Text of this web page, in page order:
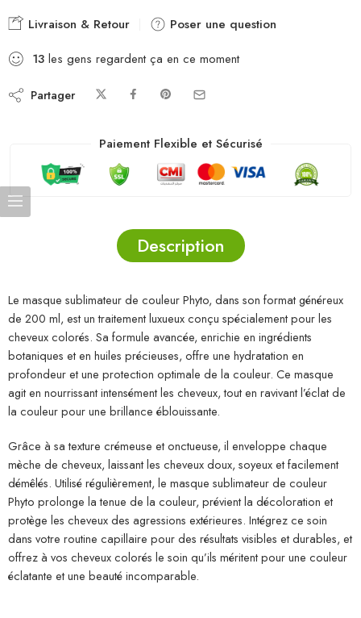
Livraison & Retour
Poser une question
13 les gens regardent ça en ce moment
Partager
Paiement Flexible et Sécurisé
Description
Le masque sublimateur de couleur Phyto, dans son format généreux
de 200 ml, est un traitement luxueux conçu spécialement pour les
cheveux colorés. Sa formule avancée, enrichie en ingrédients
botaniques et en huiles précieuses, offre une hydratation en
profondeur et une protection optimale de la couleur. Ce masque
agit en nourrissant intensément les cheveux, tout en ravivant l’éclat de
la couleur pour une brillance éblouissante.
Grâce à sa texture crémeuse et onctueuse, il enveloppe chaque
mèche de cheveux, laissant les cheveux doux, soyeux et facilement
démêlés. Utilisé régulièrement, le masque sublimateur de couleur
Phyto prolonge la tenue de la couleur, prévient la décoloration et
protège les cheveux des agressions extérieures. Intégrez ce soin
dans votre routine capillaire pour des résultats visibles et durables, et
offrez à vos cheveux colorés le soin qu’ils méritent pour une couleur
éclatante et une beauté incomparable.